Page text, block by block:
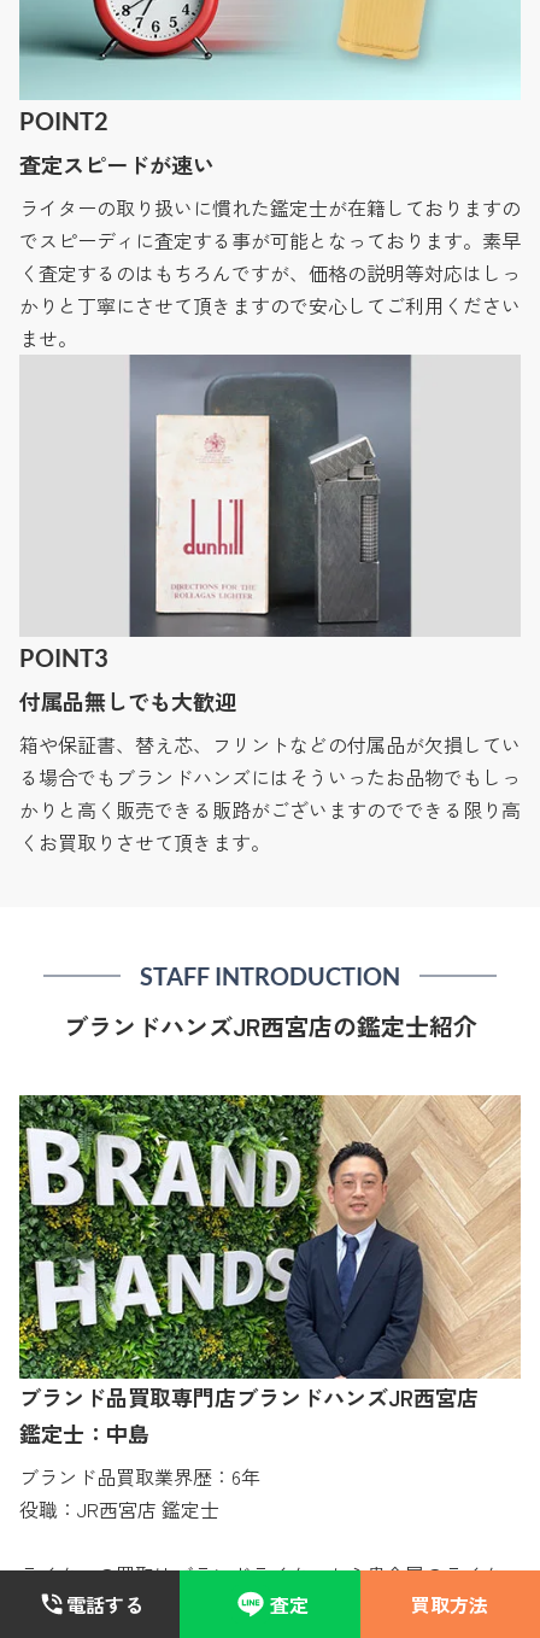
電話する 査定 買取方法
POINT2
査定スピードが速い
ライターの取り扱いに慣れた鑑定士が在籍しておりますの
でスピーディに査定する事が可能となっております。素早
く査定するのはもちろんですが、価格の説明等対応はしっ
かりと丁寧にさせて頂きますので安心してご利用ください
ませ。
POINT3
付属品無しでも大歓迎
箱や保証書、替え芯、フリントなどの付属品が欠損してい
る場合でもブランドハンズにはそういったお品物でもしっ
かりと高く販売できる販路がございますのでできる限り高
くお買取りさせて頂きます。
STAFF INTRODUCTION
ブランドハンズJR西宮店の鑑定士紹介
ブランド品買取専門店ブランドハンズJR西宮店
鑑定士：中島
ブランド品買取業界歴：6年
役職：JR西宮店 鑑定士
ライターの買取はブランドライターから貴金属のライタ
ー、Zippoなど様々なモデルをお取り扱いしております。